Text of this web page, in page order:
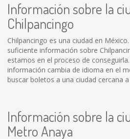
Información sobre la
Chilpancingo
Chilpancingo es una ciudad en
suficiente información sobre
estamos en el proceso de
información cambia de idioma en el
buscar boletos a una ciudad cercana
Información sobre la
Metro Anaya